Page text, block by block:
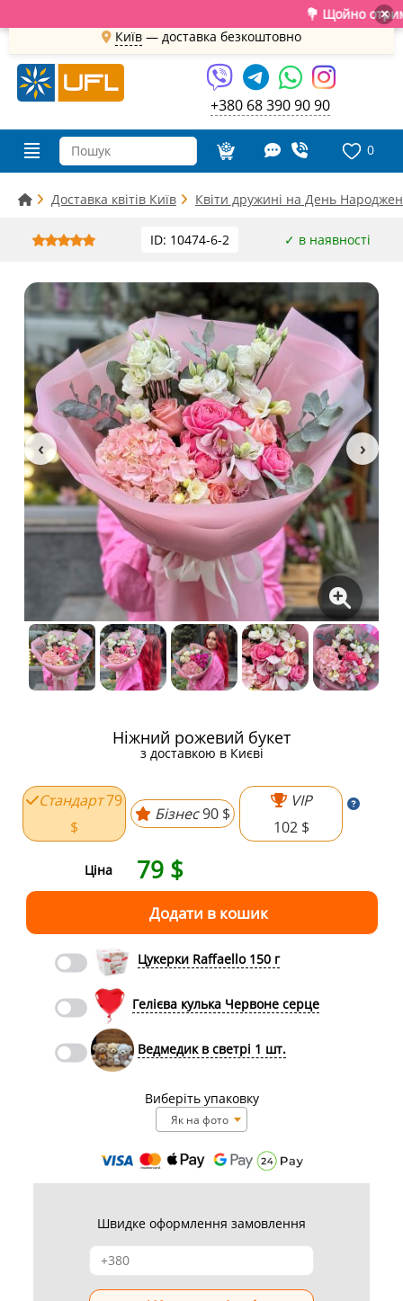
💐 Щойно отримали×
Київ — доставка безкоштовно
+380 68 390 90 90
0
Доставка квітів Київ Квіти дружині на День
ID: 10474-6-2 ✓ в наявності
Ніжний рожевий букет
з доставкою в Києві
Стандарт79
$
Бізнес90 $
VIP
102 $
Ціна 79 $
Цукерки Raffaello 150 г
Гелієва кулька Червоне серце
Ведмедик в светрі 1 шт.
Виберіть упаковку
Як на фото
Швидке оформлення замовлення